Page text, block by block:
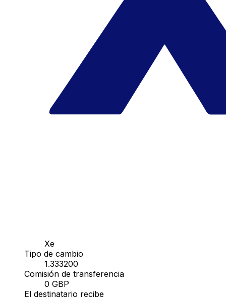
Xe
Tipo de cambio
1.333200
Comisión de transferencia
0 GBP
El destinatario recibe